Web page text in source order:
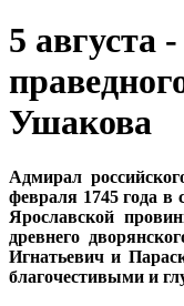
5 августа
Ушакова
Адмирал
февраля 1745 года в
Ярославской
древнего
Игнатьевич и
благочестивыми и